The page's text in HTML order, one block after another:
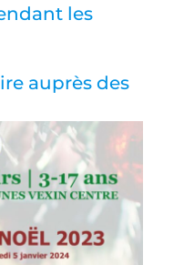
les
auprès des